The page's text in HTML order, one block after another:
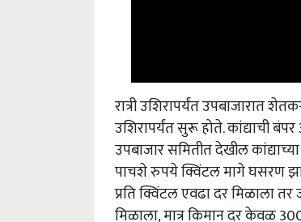
रात्री उशिरापर्यंत उपबाजारात
उशिरापर्यंत सुरू होते. कांद्याची
उपबाजार समितीत देखील
पाचशे रुपये क्विंटल मागे घसरण
प्रति क्विंटल एवढा दर मिळाला
मिळाला, मात्र किमान दर केवळ